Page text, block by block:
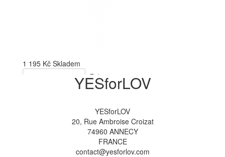
1 195 Kč Skladem
Vložit do košíku
-7%
YESforLOV
YESforLOV
20, Rue Ambroise Croizat
74960 ANNECY
FRANCE
contact@yesforlov.com